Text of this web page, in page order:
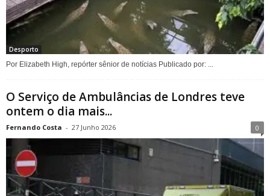
Desporto
Por Elizabeth High, repórter sênior de notícias Publicado por: ...
O Serviço de Ambulâncias de Londres teve
ontem o dia mais...
Fernando Costa - 27 Junho 2026 0